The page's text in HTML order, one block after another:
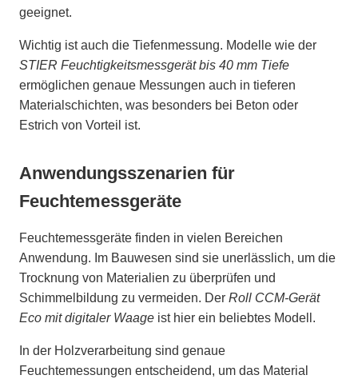
geeignet.
Wichtig ist auch die Tiefenmessung. Modelle wie der
STIER Feuchtigkeitsmessgerät bis 40 mm Tiefe
ermöglichen genaue Messungen auch in tieferen
Materialschichten, was besonders bei Beton oder
Estrich von Vorteil ist.
Anwendungsszenarien für
Feuchtemessgeräte
Feuchtemessgeräte finden in vielen Bereichen
Anwendung. Im Bauwesen sind sie unerlässlich, um die
Trocknung von Materialien zu überprüfen und
Schimmelbildung zu vermeiden. Der Roll CCM-Gerät
Eco mit digitaler Waage ist hier ein beliebtes Modell.
In der Holzverarbeitung sind genaue
Feuchtemessungen entscheidend, um das Material